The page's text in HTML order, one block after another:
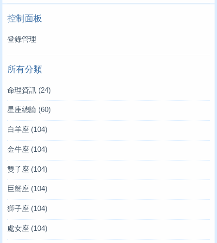
控制面板
登錄管理
所有分類
命理資訊 (24)
星座總論 (60)
白羊座 (104)
金牛座 (104)
雙子座 (104)
巨蟹座 (104)
獅子座 (104)
處女座 (104)